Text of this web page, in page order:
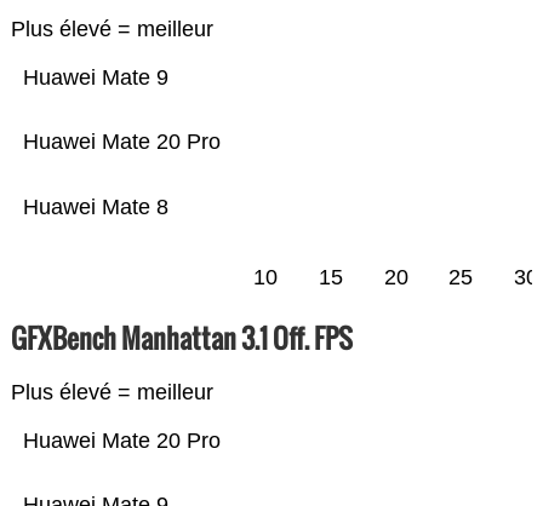
Plus élevé = meilleur
Huawei Mate 8
Huawei Mate 20 Pro
Huawei Mate 9
10 15 20 25 30
GFXBench Manhattan 3.1 Off. FPS
Plus élevé = meilleur
Huawei Mate 20 Pro